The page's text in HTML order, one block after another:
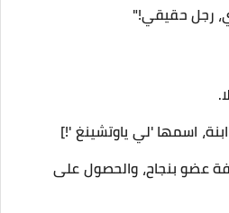
رجل حقيقي!"
اسمها 'لي ياوتشينغ '!]
عضو بنجاح، والحصول على